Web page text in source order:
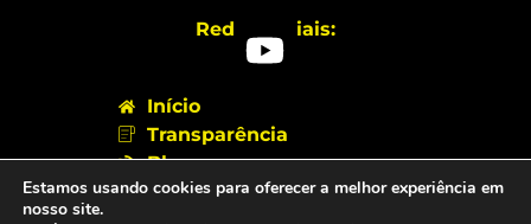
Redes sociais:
Início
Transparência
Blog
Sobre
Estamos usando cookies para oferecer a melhor experiência em
nosso site.